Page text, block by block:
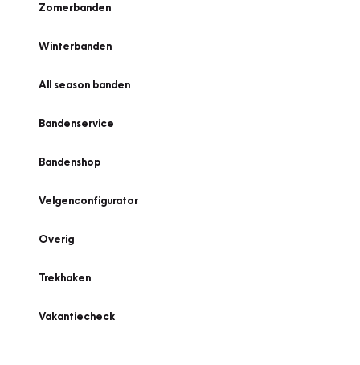
Zomerbanden
Winterbanden
All season banden
Bandenservice
Bandenshop
Velgenconfigurator
Overig
Trekhaken
Vakantiecheck